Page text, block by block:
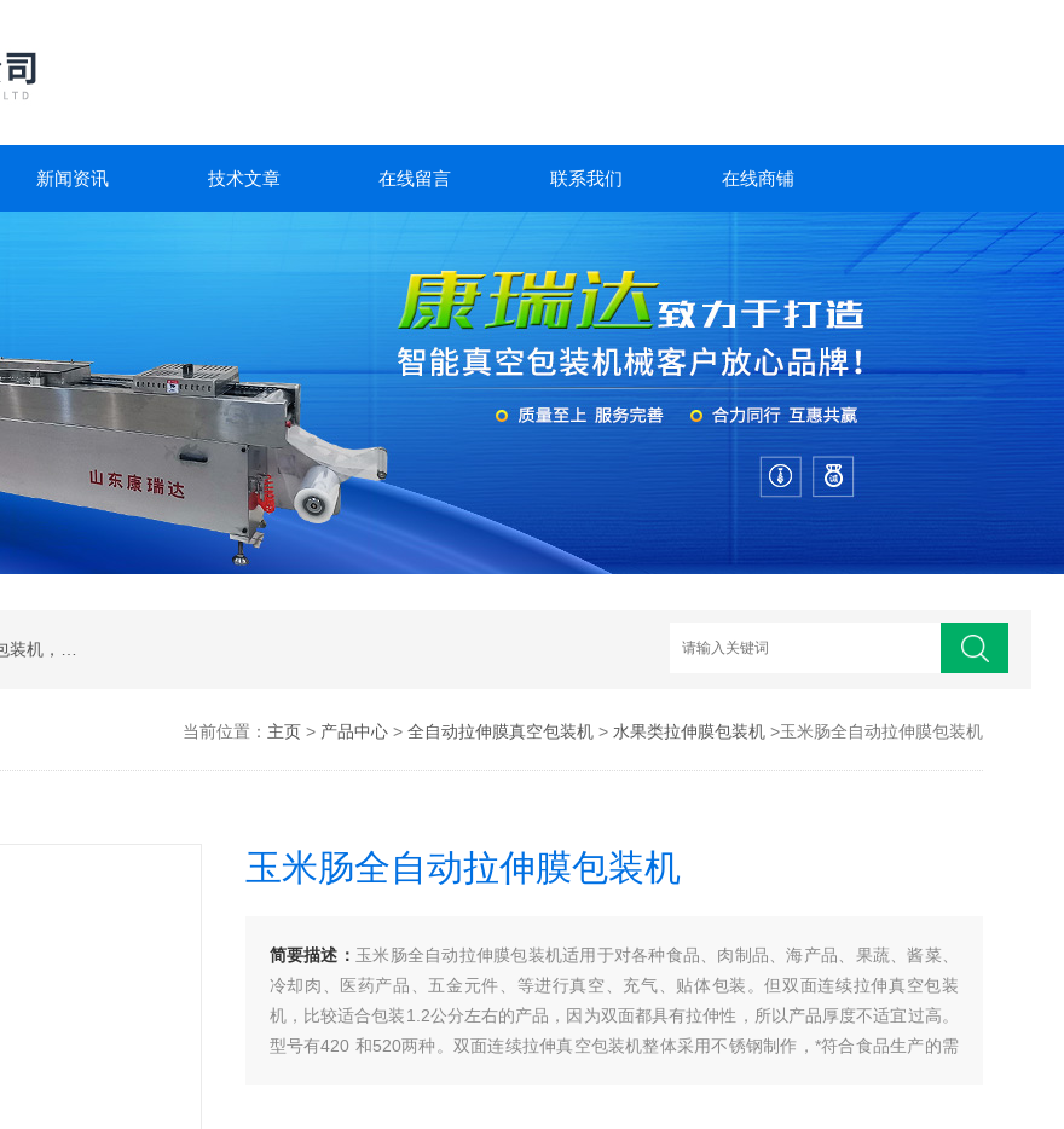
新闻资讯 技术文章 在线留言 联系我们 在线商铺
当前位置： 主页> 产品中心> 全自动拉伸膜真空包装机> 水果类拉伸膜包装机>玉米肠全自动拉伸膜包装机
玉米肠全自动拉伸膜包装机
简要描述： 玉米肠全自动拉伸膜包装机适用于对各种食品、肉制品、海产品、果蔬、酱菜、
冷却肉、医药产品、五金元件、等进行真空、充气、贴体包装。但双面连续拉伸真空包装
机，比较适合包装1.2公分左右的产品，因为双面都具有拉伸性，所以产品厚度不适宜过高。
型号有420 和520两种。双面连续拉伸真空包装机整体采用不锈钢制作，*符合食品生产的需